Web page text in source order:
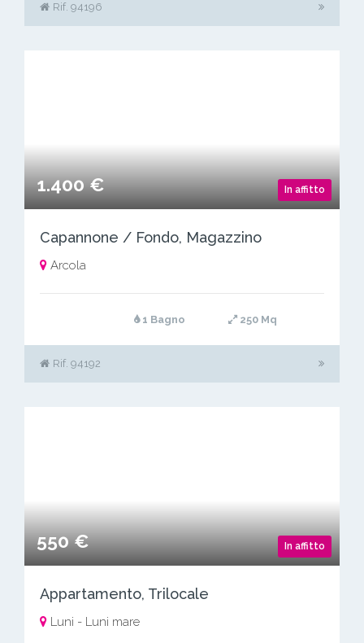
Rif. 94196
In affitto
1.400 €
Capannone / Fondo, Magazzino
Arcola
1 Bagno 250 Mq
Rif. 94192
In affitto
550 €
Appartamento, Trilocale
Luni - Luni mare